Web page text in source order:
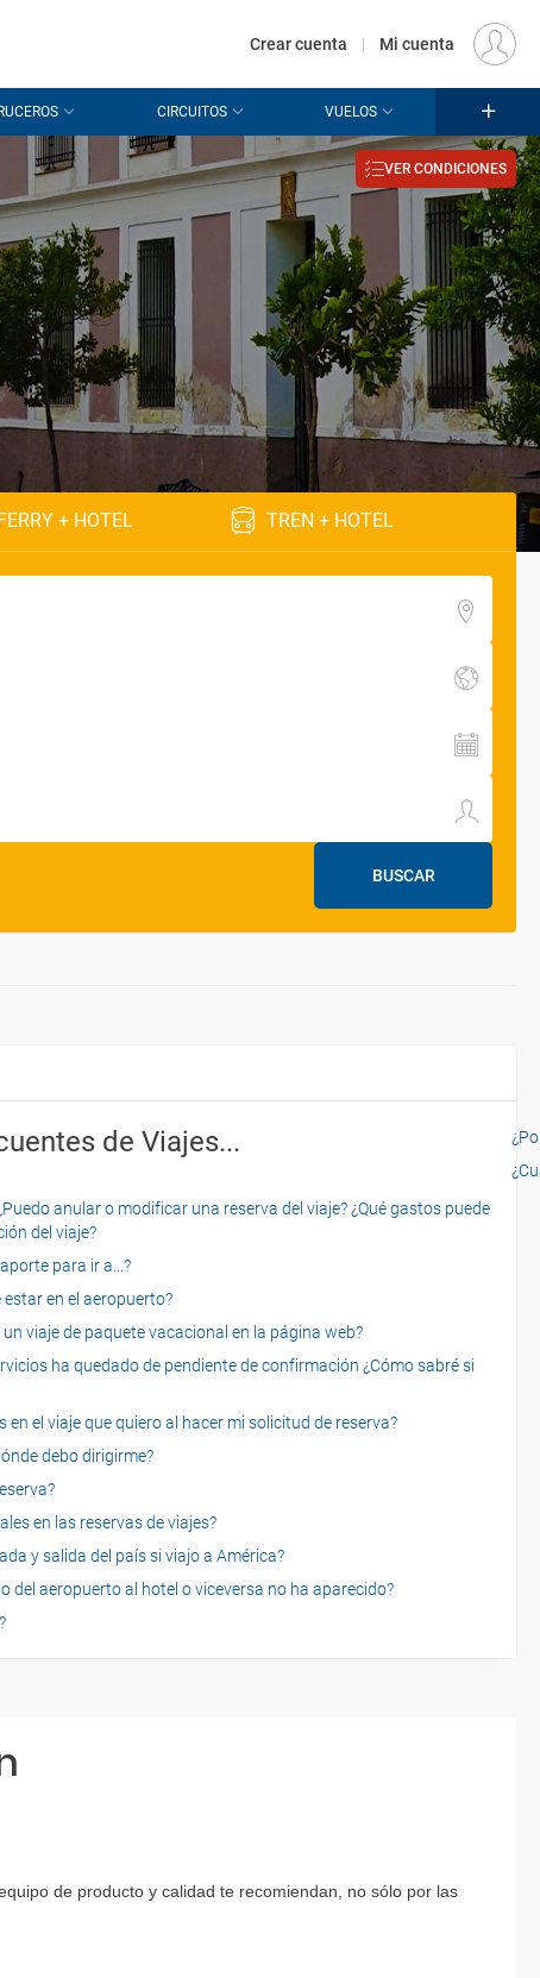
EUR
Crear cuenta | Mi cuenta
CIRCUITOS VUELOS
VER CONDICIONES
+ HOTEL TREN + HOTEL
BUSCAR
de Viajes...
anular o modificar una reserva del viaje? ¿Qué gastos puede
del viaje?
para ir a...?
en el aeropuerto?
un viaje de paquete vacacional en la página web?
ha quedado de pendiente de confirmación ¿Cómo sabré si
en el viaje que quiero al hacer mi solicitud de reserva?
debo dirigirme?
en las reservas de viajes?
y salida del país si viajo a América?
del aeropuerto al hotel o viceversa no ha aparecido?
de producto y calidad te recomiendan, no sólo por las